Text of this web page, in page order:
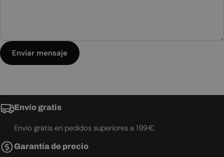
Enviar mensaje
Envío gratis
Envío gratis en pedidos superiores a 199 €
Garantía de precio